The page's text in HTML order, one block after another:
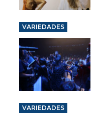
VARIEDADES
VARIEDADES